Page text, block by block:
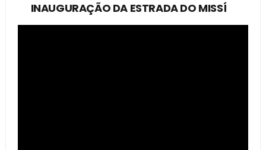
INAUGURAÇÃO DA ESTRADA DO MISSÍ